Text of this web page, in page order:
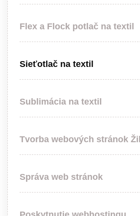
Flex a Flock potlač na textil
Sieťotlač na textil
Sublimácia na textil
Tvorba webových stránok
Správa web stránok